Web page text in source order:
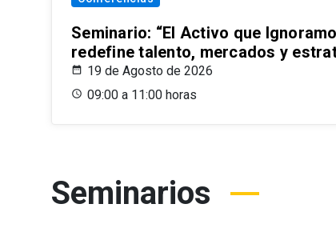
Seminario: “El Activo que
redefine talento, mercados y
19 de Agosto de 2026
09:00 a 11:00 horas
Seminarios